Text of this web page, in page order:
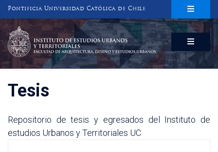
Pontificia Universidad Católica de Chile
INSTITUTO DE ESTUDIOS URBANOS
Y TERRITORIALES
FACULTAD DE ARQUITECTURA, DISEÑO Y ESTUDIOS URBANOS
Tesis
Repositorio de tesis y egresados del Instituto de
estudios Urbanos y Territoriales UC